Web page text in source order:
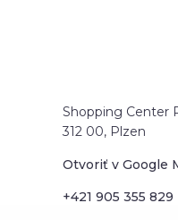
Shopping Center
312 00, Plzen
Otvoriť v Google
+421 905 355 829